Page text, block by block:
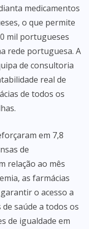
medicamentos
o que permite
mil portugueses
rede portuguesa. A
de consultoria
real de
de todos os
em 7,8
de
relação ao mês
as farmácias
o acesso a
saúde a todos os
de igualdade em